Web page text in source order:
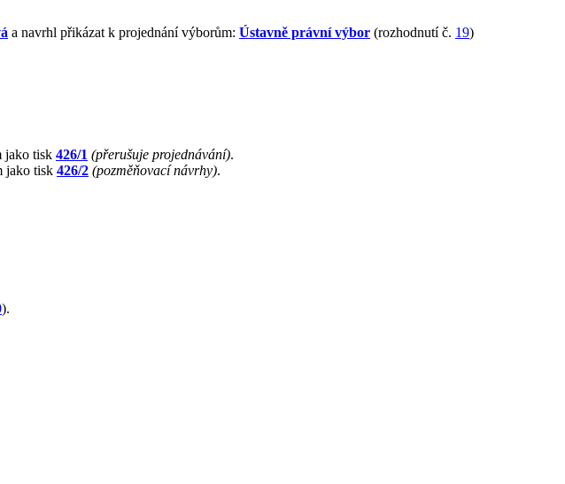
a navrhl přikázat k projednání výborům: Ústavně právní výbor (rozhodnutí č. 19)
jako tisk 426/1 (přerušuje projednávání).
jako tisk 426/2 (pozměňovací návrhy).
).